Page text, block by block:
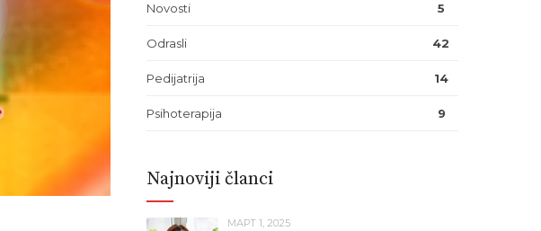
Novosti 5
Odrasli 42
Pedijatrija 14
Psihoterapija 9
Najnoviji članci
МАРТ 1, 2025